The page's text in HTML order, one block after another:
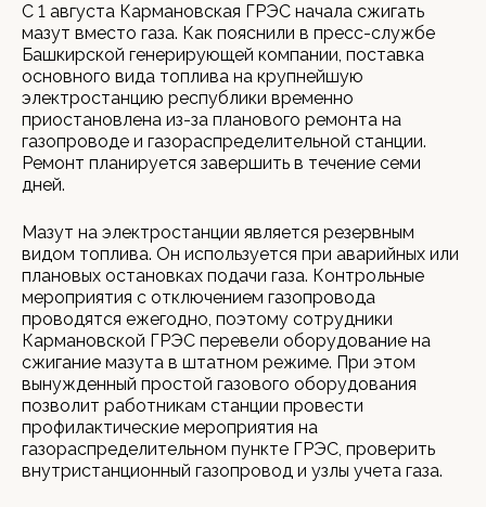
С 1 августа Кармановская ГРЭС начала сжигать
мазут вместо газа. Как пояснили в пресс-службе
Башкирской генерирующей компании, поставка
основного вида топлива на крупнейшую
электростанцию республики временно
приостановлена из-за планового ремонта на
газопроводе и газораспределительной станции.
Ремонт планируется завершить в течение семи
дней.
Мазут на электростанции является резервным
видом топлива. Он используется при аварийных или
плановых остановках подачи газа. Контрольные
мероприятия с отключением газопровода
проводятся ежегодно, поэтому сотрудники
Кармановской ГРЭС перевели оборудование на
сжигание мазута в штатном режиме. При этом
вынужденный простой газового оборудования
позволит работникам станции провести
профилактические мероприятия на
газораспределительном пункте ГРЭС, проверить
внутристанционный газопровод и узлы учета газа.